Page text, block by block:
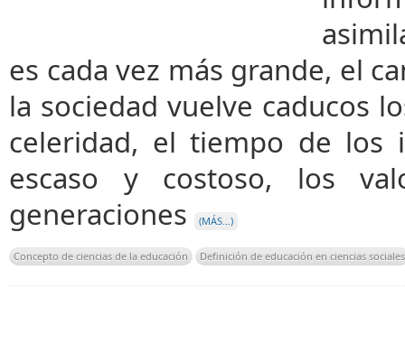
es cada vez más grande, el
la sociedad vuelve caducos
celeridad, el tiempo de los
escaso y costoso, los
generaciones
(MÁS…)
Concepto de ciencias de la educación Definición de educación en ciencias sociales